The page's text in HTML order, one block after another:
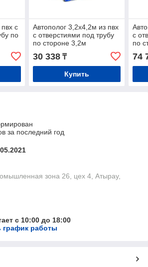
с
по
Автополог 3,2х4,2м из пвх
с отверстиями под трубу
по стороне 3,2м
30 338₸
Купить
с
по
74
за последний год
зона 26, цех 4, Атырау,
с 10:00 до 18:00
график работы